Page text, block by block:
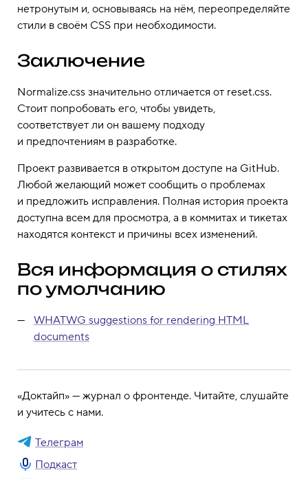
нетронутым и, основываясь на нём, переопределяйте
стили в своём CSS при необходимости.
Заключение
Normalize.css значительно отличается от reset.css.
Стоит попробовать его, чтобы увидеть,
соответствует ли он вашему подходу
и предпочтениям в разработке.
Проект развивается в открытом доступе на GitHub.
Любой желающий может сообщить о проблемах
и предложить исправления. Полная история проекта
доступна всем для просмотра, а в коммитах и тикетах
находятся контекст и причины всех изменений.
Вся информация о стилях
по умолчанию
WHATWG suggestions for rendering HTML
documents
«Доктайп» — журнал о фронтенде. Читайте, слушайте
и учитесь с нами.
Телеграм
Подкаст